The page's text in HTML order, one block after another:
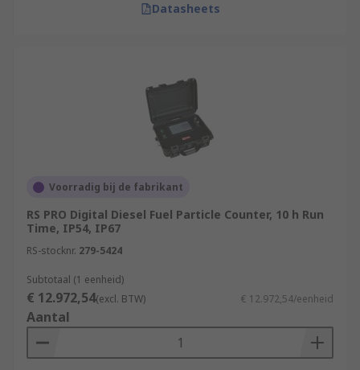
Datasheets
Voorradig bij de fabrikant
RS PRO Digital Diesel Fuel Particle Counter, 10 h Run
Time, IP54, IP67
RS-stocknr. 279-5424
Subtotaal (1 eenheid)
€ 12.972,54(excl. BTW) € 12.972,54/eenheid
Aantal